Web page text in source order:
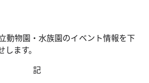
動物園・水族園のイベント情報を下
ます。
記